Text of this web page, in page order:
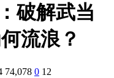
破解武当
流浪？
74,078 0 12